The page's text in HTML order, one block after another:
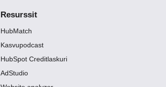
Resurssit
HubMatch
Kasvupodcast
HubSpot Creditlaskuri
AdStudio